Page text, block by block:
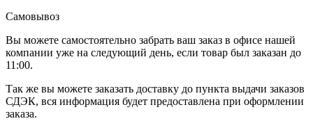
Самовывоз
Вы можете самостоятельно забрать ваш заказ в офисе нашей
компании уже на следующий день, если товар был заказан до
11:00.
Так же вы можете заказать доставку до пункта выдачи заказов
СДЭК, вся информация будет предоставлена при оформлении
заказа.